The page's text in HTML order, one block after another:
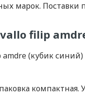
марок. Поставки
filip
(кубик
компактная.